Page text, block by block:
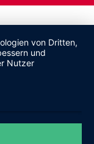
von Dritten,
und
Nutzer